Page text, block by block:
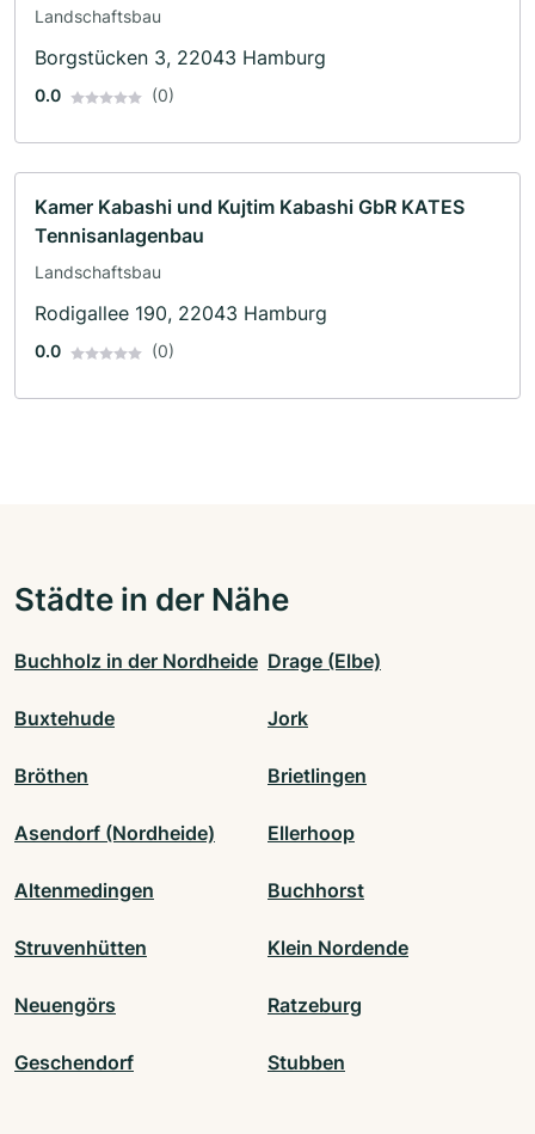
Landschaftsbau
Borgstücken 3, 22043 Hamburg
0.0 (0)
Kamer Kabashi und Kujtim Kabashi GbR KATES
Tennisanlagenbau
Landschaftsbau
Rodigallee 190, 22043 Hamburg
0.0 (0)
Städte in der Nähe
Buchholz in der Nordheide Drage (Elbe)
Buxtehude Jork
Bröthen Brietlingen
Asendorf (Nordheide) Ellerhoop
Altenmedingen Buchhorst
Struvenhütten Klein Nordende
Neuengörs Ratzeburg
Geschendorf Stubben